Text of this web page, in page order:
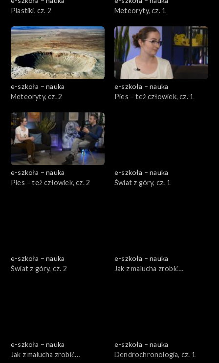
Plastiki, cz. 2
Meteoryty, cz. 1
e-szkoła – nauka
Meteoryty, cz. 2
e-szkoła – nauka
Pies – też człowiek, cz. 1
e-szkoła – nauka
Pies – też człowiek, cz. 2
e-szkoła – nauka
Świat z góry, cz. 1
e-szkoła – nauka
Świat z góry, cz. 2
e-szkoła – nauka
Jak z malucha zrobić
e-szkoła – nauka
Jak z malucha zrobić
e-szkoła – nauka
Dendrochronologia, cz. 1